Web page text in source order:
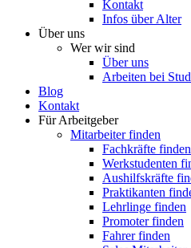
Kontakt
Infos über Alter
Über uns
Wer wir sind
Über uns
Arbeiten bei
Blog
Kontakt
Für Arbeitgeber
Mitarbeiter finden
Fachkräfte finden
Werkstudenten
Aushilfskräfte
Praktikanten
Lehrlinge finden
Promoter finden
Fahrer finden